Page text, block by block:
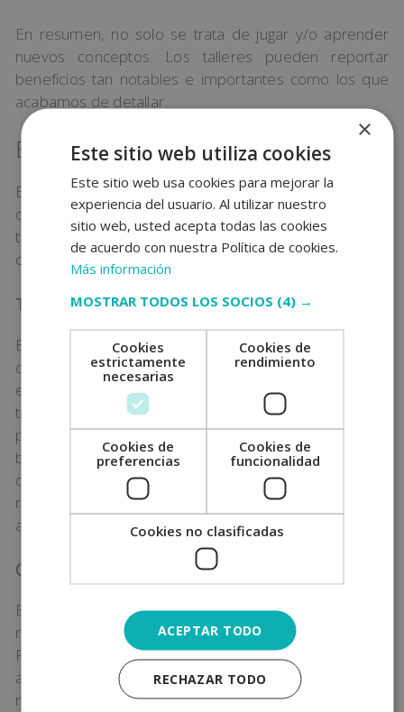
En resumen, no solo se trata de jugar y/o aprender
nuevos conceptos. Los talleres pueden reportar
beneficios tan notables e importantes como los que
acabamos de detallar.
​Ejemplos de talleres para niños
Este tipo de actividades son muy variadas y suelen
centrarse en alguna en concreto; si bien es cierto que
también se trabajan competencias transversales. A
continuación, se detallan algunos de ellos:
Taller de música
En este caso, no se trata de hacer clases teóricas o
centradas en un instrumento, sino que se utilizan
ejercicios muy variados. Por ejemplo, puede
trabajarse el aprendizaje de ritmos con ayuda de la
percusión, se aprenden canciones o se dan nociones
básicas para conocer algunos instrumentos. Como te
decíamos, en todo momento se tratan conocimientos
relacionados con la música, pero de un modo más
ameno.
Ciencia divertida
Es una de las tendencias actuales, que se basa en
realizar experimentos de ciencias como Química,
Física o Biología. Estas ciencias aplicadas pueden
adaptarse a diferentes niveles y al ser bastante
manuales suelen gustar mucho a los niños.
×
Este sitio web utiliza cookies
Este sitio web usa cookies para mejorar la
experiencia del usuario. Al utilizar nuestro
sitio web, usted acepta todas las cookies
de acuerdo con nuestra Política de cookies.
Más información
MOSTRAR TODOS LOS SOCIOS (4) →
Cookies
estrictamente
necesarias
Cookies de
rendimiento
Cookies de
preferencias
Cookies de
funcionalidad
Cookies no clasificadas
ACEPTAR TODO
RECHAZAR TODO